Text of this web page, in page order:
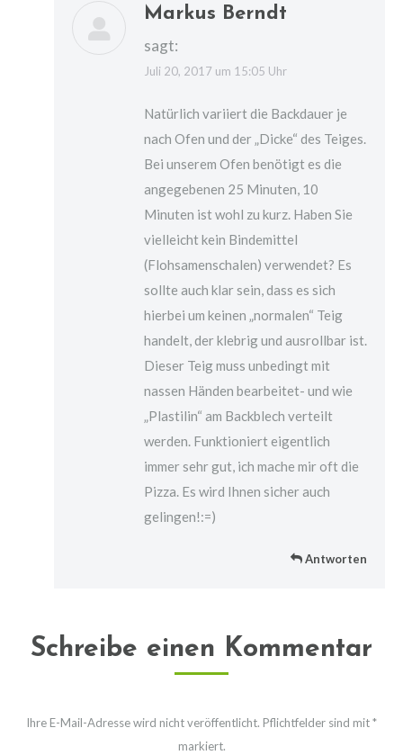
Markus Berndt
sagt:
Juli 20, 2017 um 15:05 Uhr
Natürlich variiert die Backdauer je
nach Ofen und der „Dicke“ des Teiges.
Bei unserem Ofen benötigt es die
angegebenen 25 Minuten, 10
Minuten ist wohl zu kurz. Haben Sie
vielleicht kein Bindemittel
(Flohsamenschalen) verwendet? Es
sollte auch klar sein, dass es sich
hierbei um keinen „normalen“ Teig
handelt, der klebrig und ausrollbar ist.
Dieser Teig muss unbedingt mit
nassen Händen bearbeitet- und wie
„Plastilin“ am Backblech verteilt
werden. Funktioniert eigentlich
immer sehr gut, ich mache mir oft die
Pizza. Es wird Ihnen sicher auch
gelingen!:=)
Antworten
Schreibe einen Kommentar
Ihre E-Mail-Adresse wird nicht veröffentlicht. Pflichtfelder sind mit*
markiert.